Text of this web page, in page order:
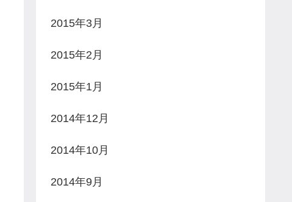
2015年3月
2015年2月
2015年1月
2014年12月
2014年10月
2014年9月